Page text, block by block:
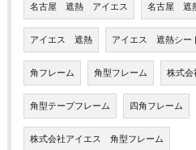
名古屋 遮熱 アイエス 名古屋 遮
アイエス 遮熱 アイエス 遮熱シー
角フレーム 角型フレーム 株式
角型テープフレーム 四角フレーム
株式会社アイエス 角型フレーム